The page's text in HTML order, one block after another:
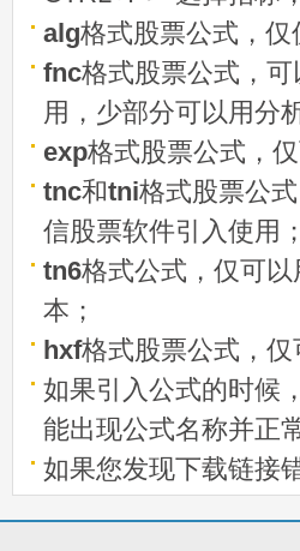
alg格式股票公式，
fnc格式股票公式，
用，少部分可以用分
exp格式股票公式，
tnc和tni格式股票公
信股票软件引入使用；
tn6格式公式，仅可
本；
hxf格式股票公式，
如果引入公式的时候
能出现公式名称并正
如果您发现下载链接